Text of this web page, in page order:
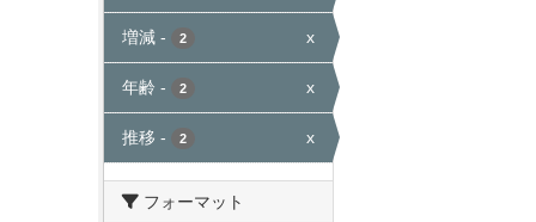
増減 - 2 x
年齢 - 2 x
推移 - 2 x
フォーマット